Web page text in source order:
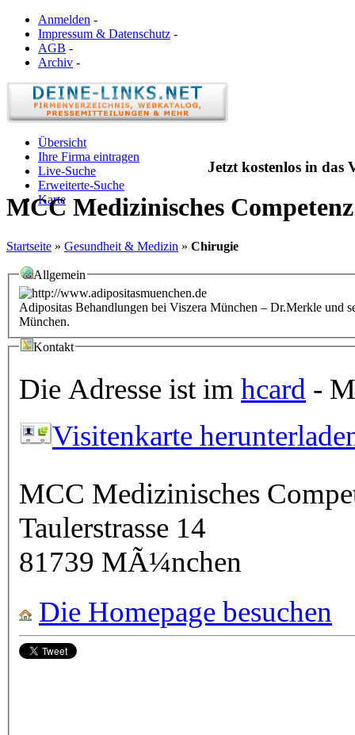
Anmelden -
Impressum & Datenschutz -
AGB -
Archiv -
Übersicht
Ihre Firma eintragen
Live-Suche
Erweiterte-Suche
Karte
Jetzt kostenlos in das
MCC Medizinisches
Startseite » Gesundheit & Medizin » Chirugie
Allgemein
Adipositas Behandlungen bei Viszera München – Dr.Merkle und
München.
Kontakt
Die Adresse ist im hcard -
Visitenkarte
MCC Medizinisches
Taulerstrasse 14
81739 MÃ¼nchen
Die Homepage besuchen